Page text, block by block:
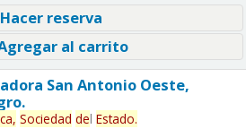
reserva
al carrito
San Antonio Oeste,
Sociedad del Estado.